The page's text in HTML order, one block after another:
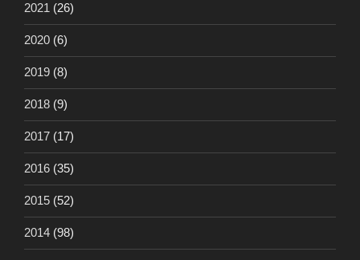
2021 (26)
2020 (6)
2019 (8)
2018 (9)
2017 (17)
2016 (35)
2015 (52)
2014 (98)